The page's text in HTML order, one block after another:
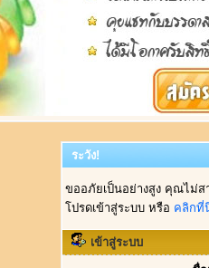
ระวัง!
ขออภัยเป็นอย่างสูง คุณไม่
โปรดเข้าสู่ระบบ หรือ คลิกที่
เข้าสู่ระบบ